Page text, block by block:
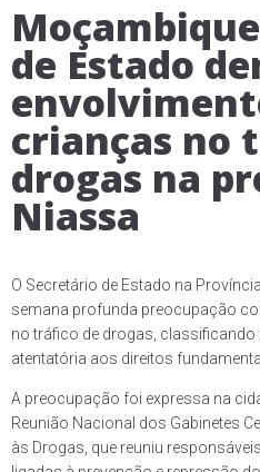
de Estado
crianças no
drogas na
Niassa
O Secretário de Estado na
semana profunda preocupação
no tráfico de drogas,
atentatória aos direitos
A preocupação foi expressa na
Reunião Nacional dos Gabinetes
às Drogas, que reuniu